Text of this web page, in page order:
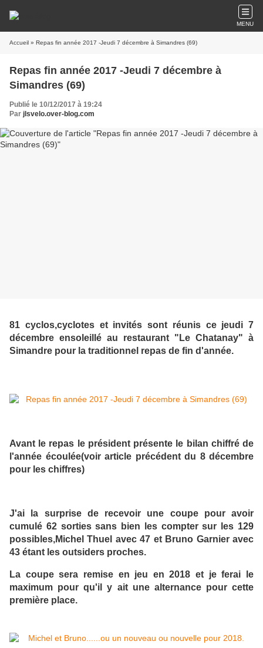
MENU
Accueil » Repas fin année 2017 -Jeudi 7 décembre à Simandres (69)
Repas fin année 2017 -Jeudi 7 décembre à
Simandres (69)
Publié le 10/12/2017 à 19:24
Par jlsvelo.over-blog.com
81 cyclos,cyclotes et invités sont réunis ce jeudi 7
décembre ensoleillé au restaurant "Le Chatanay" à
Simandre pour la traditionnel repas de fin d'année.
Avant le repas le président présente le bilan chiffré de
l'année écoulée(voir article précédent du 8 décembre
pour les chiffres)
J'ai la surprise de recevoir une coupe pour avoir
cumulé 62 sorties sans bien les compter sur les 129
possibles,Michel Thuel avec 47 et Bruno Garnier avec
43 étant les outsiders proches.
La coupe sera remise en jeu en 2018 et je ferai le
maximum pour qu'il y ait une alternance pour cette
première place.